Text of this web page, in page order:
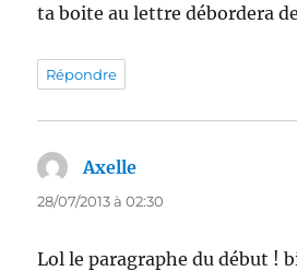
ta boite au lettre débordera
Répondre
Axelle
28/07/2013 à 02:30
Lol le paragraphe du début !